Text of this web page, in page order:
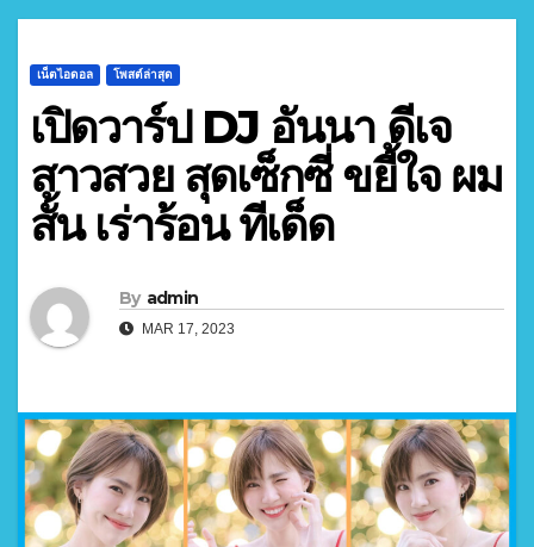
เน็ตไอดอล โพสต์ล่าสุด
เปิดวาร์ป DJ อันนา ดีเจ
สาวสวย สุดเซ็กซี่ ขยี้ใจ ผม
สั้น เร่าร้อน ทีเด็ด
By admin
MAR 17, 2023